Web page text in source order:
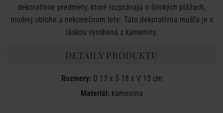
dekoratívne predmety, ktoré rozprávajú o širokých plážach,
modrej oblohe a nekonečnom lete. Táto dekoratívna mušľa je s
láskou vyrobená z kameniny.
DETAILY PRODUKTU
Rozmery:D 13 x Š 18 x V 13 cm
Materiál:kamenina